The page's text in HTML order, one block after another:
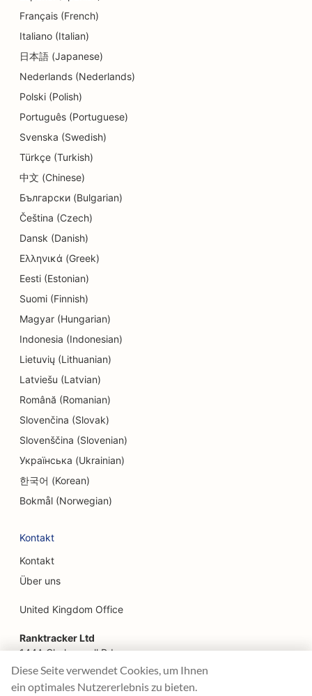
SEO für Kindertagesstätten
SEO für Detailgeschäfte
SEO für Gastronomen
SEO für Cupcake-Läden
SEO für Bildungs- und Kinderbetreuungsdienste
SEO für Elektriker
SEO für Textilreinigungen
SEO für Elektronikfachgeschäfte
SEO für Ingenieurbüros
SEO für Endodontologen
SEO für Unterhaltung und Freizeit
SEO für Escape Rooms
SEO für Bauernhof-zu-Tisch-Restaurants
SEO für Facelifting-Dienstleistungen
SEO für Familienrestaurants
SEO für Feinschmecker-Restaurants
SEO für Finanzdienstleistungen
SEO für Food Courts
SEO für Food Trucks
Français (French)
Italiano (Italian)
日本語 (Japanese)
Nederlands (Nederlands)
Polski (Polish)
Português (Portuguese)
Svenska (Swedish)
Türkçe (Turkish)
中文 (Chinese)
Български (Bulgarian)
Čeština (Czech)
Dansk (Danish)
Ελληνικά (Greek)
Eesti (Estonian)
Suomi (Finnish)
Magyar (Hungarian)
Indonesia (Indonesian)
Lietuvių (Lithuanian)
Latviešu (Latvian)
Română (Romanian)
Slovenčina (Slovak)
Slovenščina (Slovenian)
Українська (Ukrainian)
한국어 (Korean)
Bokmål (Norwegian)
Kontakt
Kontakt
Über uns
United Kingdom Office
Ranktracker Ltd
144A Clerkenwell Rd
London, EC1R 5DF
Company No: 08820809
Diese Seite verwendet Cookies, um Ihnen
ein optimales Nutzererlebnis zu bieten.